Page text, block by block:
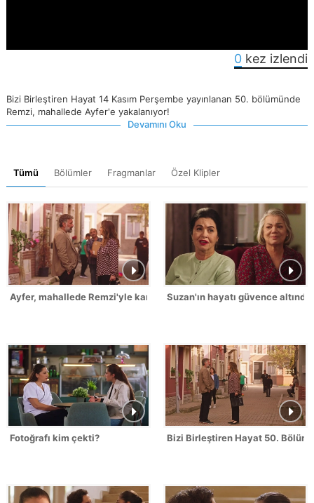
0 kez izlendi
Bizi Birleştiren Hayat 14 Kasım Perşembe yayınlanan 50. bölümünde
Remzi, mahallede Ayfer'e yakalanıyor!
Devamını Oku
Tümü Bölümler Fragmanlar Özel Klipler
Ayfer, mahallede Remzi'yle karşılaşıyor!Suzan'ın hayatı güvence altında!
Fotoğrafı kim çekti? Bizi Birleştiren Hayat 50. Bölüm